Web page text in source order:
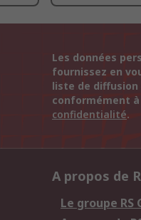
Les données
fournissez en
liste de
conformément
confidentialité.
A propos de
Le groupe RS